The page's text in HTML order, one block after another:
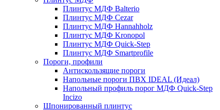
Плинтус МДФ Balterio
Плинтус МДФ Cezar
Плинтус МДФ Hannahholz
Плинтус МДФ Kronopol
Плинтус МДФ Quick-Step
Плинтус МДФ Smartprofile
Пороги, профили
Антискользящие пороги
Напольные пороги ПВХ IDEAL (Идеал)
Напольный профиль порог МДФ Quick-Step
Incizo
Шпонированный плинтус